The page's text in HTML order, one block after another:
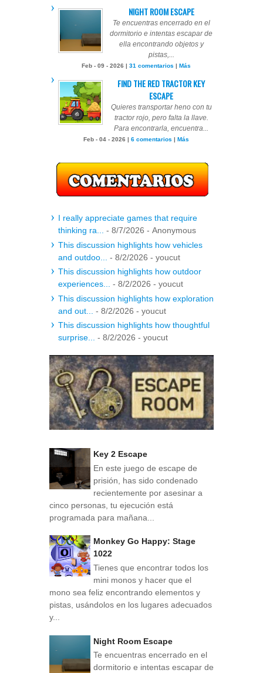
NIGHT ROOM ESCAPE
Te encuentras encerrado en el
dormitorio e intentas escapar de
ella encontrando objetos y
pistas,...
Feb - 09 - 2026 | 31 comentarios | Más
FIND THE RED TRACTOR KEY
ESCAPE
Quieres transportar heno con tu
tractor rojo, pero falta la llave.
Para encontrarla, encuentra...
Feb - 04 - 2026 | 6 comentarios | Más
I really appreciate games that require
thinking ra...
- 8/7/2026 - Anonymous
This discussion highlights how vehicles
and outdoo...
- 8/2/2026 - youcut
This discussion highlights how outdoor
experiences...
- 8/2/2026 - youcut
This discussion highlights how exploration
and out...
- 8/2/2026 - youcut
This discussion highlights how thoughtful
surprise...
- 8/2/2026 - youcut
Key 2 Escape
En este juego de escape de
prisión, has sido condenado
recientemente por asesinar a
cinco personas, tu ejecución está
programada para mañana...
Monkey Go Happy: Stage
1022
Tienes que encontrar todos los
mini monos y hacer que el
mono sea feliz encontrando elementos y
pistas, usándolos en los lugares adecuados
y...
Night Room Escape
Te encuentras encerrado en el
dormitorio e intentas escapar de